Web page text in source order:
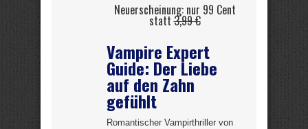
Neuerscheinung: nur 99 Cent
statt3,99 €
Vampire Expert
Guide: Der Liebe
auf den Zahn
gefühlt
Romantischer Vampirthriller von